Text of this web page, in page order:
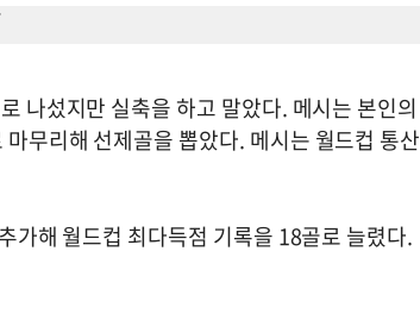
나섰지만 실축을 하고 말았다. 메시는 본인의
무리해 선제골을 뽑았다. 메시는 월드컵 통산
가해 월드컵 최다득점 기록을 18골로 늘렸다.